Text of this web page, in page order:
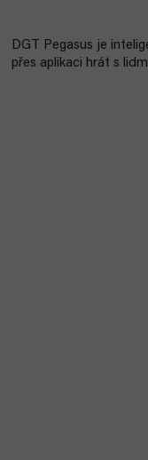
DGT Pegasus je
přes aplikaci hrát s